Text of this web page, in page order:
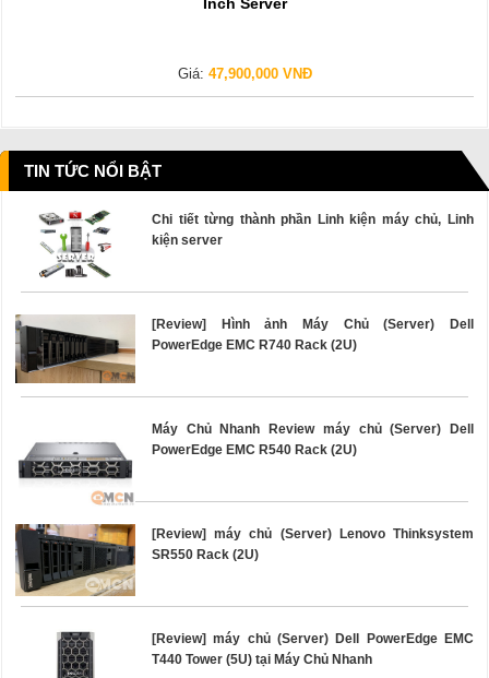
Giá: 47,900,000 VNĐ
TIN TỨC NỔI BẬT
Chi tiết từng thành phần Linh kiện máy chủ, Linh
kiện server
[Review] Hình ảnh Máy Chủ (Server) Dell
PowerEdge EMC R740 Rack (2U)
Máy Chủ Nhanh Review máy chủ (Server) Dell
PowerEdge EMC R540 Rack (2U)
[Review] máy chủ (Server) Lenovo Thinksystem
SR550 Rack (2U)
[Review] máy chủ (Server) Dell PowerEdge EMC
T440 Tower (5U) tại Máy Chủ Nhanh